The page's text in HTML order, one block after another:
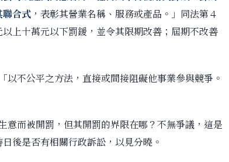
聯合式 ，表彰其營業名稱、服務或產品。」同法第４
上十萬元以下罰鍰，並令其限期改善；屆期不改善
不公平之方法，直接或間接阻礙他事業參與競爭。
意而被開罰，但其開罰的界限在哪？不無爭議，這是
後是否有相關行政訴訟，以見分曉。